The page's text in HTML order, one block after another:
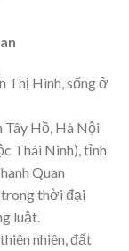
Thị Hinh, sống ở
Tây Hồ, Hà Nội
Thái Ninh), tỉnh
Quan
trong thời đại
luật.
nhiên, đất